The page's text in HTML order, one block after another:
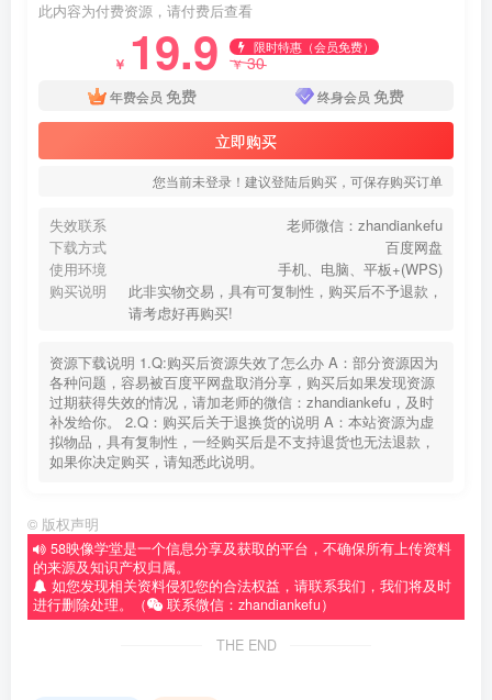
此内容为付费资源，请付费后查看
￥ 19.9 限时特惠（会员免费）
￥30
年费会员 免费 终身会员 免费
立即购买
您当前未登录！建议登陆后购买，可保存购买订单
失效联系
老师微信：zhandiankefu
下载方式
百度网盘
使用环境
手机、电脑、平板+(WPS)
购买说明
此非实物交易，具有可复制性，购买后不予退款，
请考虑好再购买!
资源下载说明 1.Q:购买后资源失效了怎么办 A：部分资源因为
各种问题，容易被百度平网盘取消分享，购买后如果发现资源
过期获得失效的情况，请加老师的微信：zhandiankefu，及时
补发给你。 2.Q：购买后关于退换货的说明 A：本站资源为虚
拟物品，具有复制性，一经购买后是不支持退货也无法退款，
如果你决定购买，请知悉此说明。
© 版权声明
58映像学堂是一个信息分享及获取的平台，不确保所有上传资料
的来源及知识产权归属。
如您发现相关资料侵犯您的合法权益，请联系我们，我们将及时
进行删除处理。（
联系微信：zhandiankefu）
THE END